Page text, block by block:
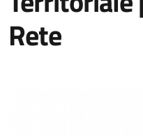
Rete